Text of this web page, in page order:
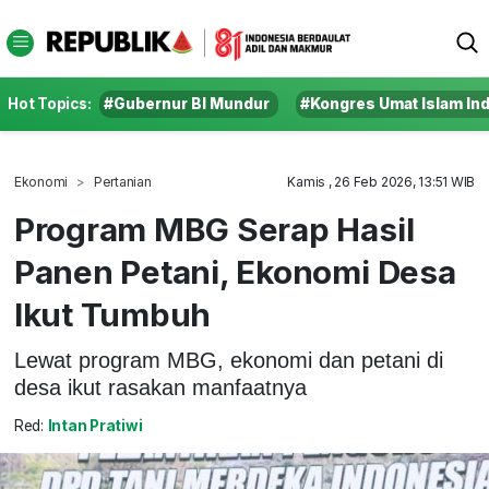
Hot Topics: #Gubernur BI Mundur #Kongres Umat Islam
Ekonomi Pertanian Kamis , 26 Feb 2026, 13:51 WIB
Program MBG Serap Hasil
Panen Petani, Ekonomi Desa
Ikut Tumbuh
Lewat program MBG, ekonomi dan petani di
desa ikut rasakan manfaatnya
Red: Intan Pratiwi